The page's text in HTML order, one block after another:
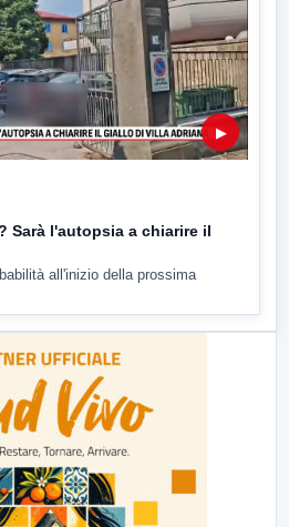
▶
Sarà l'autopsia a chiarire il
all'inizio della prossima